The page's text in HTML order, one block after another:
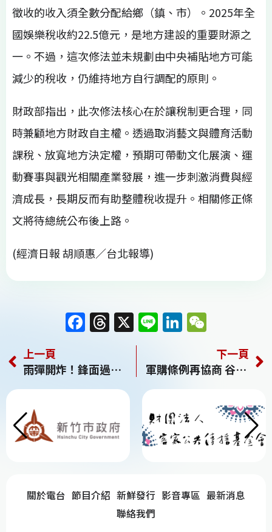
徵收的收入須全數分配給鄉（鎮、市）。2025年全
國娛樂稅收約22.5億元，是地方建設的重要財源之
一。不過，這次修法並未規劃由中央補貼地方可能
減少的稅收，仍維持地方自行調配的原則。
財政部指出，此次修法核心在於讓稅制更合理，同
時兼顧地方財政自主權。透過取消藝文與體育活動
課稅、放寬地方決定權，預期可帶動文化展演、運
動賽事與觀光相關產業發展，進一步刺激消費與經
濟成長，長期反而有助整體稅收提升。相關修正條
文將待總統公布後上路。
(經濟日報 胡順惠／台北報導)
F
c
e
o
o
T
re
a
s
X Li
e
Li
k
e
n
e
C
h
at
上一頁
雨彈開炸！鋒面過境全台轉涼 把握週日好天氣下週再變天
下一頁
軍購條例再協商 谷立言籲通過「全面性」特別預算
關於電台 節目介紹 新鮮發行 影音專區 最新消息
聯絡我們